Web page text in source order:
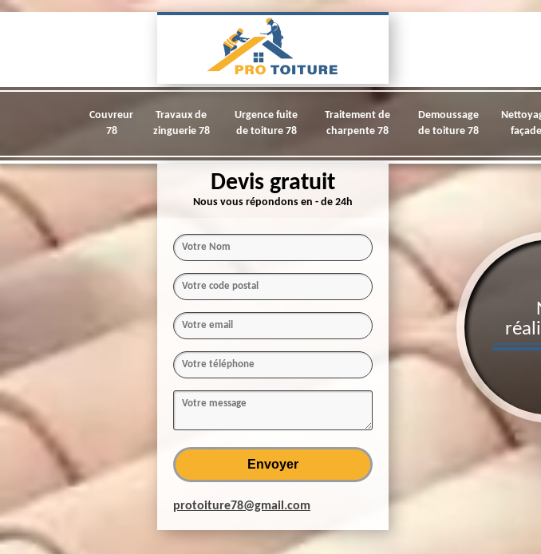
Couvreur
78
Travaux de
zinguerie 78
Urgence fuite
de toiture 78
Traitement de
charpente 78
Demoussage
de toiture 78
Devis gratuit
Nous vous répondons en - de 24h
protoiture78@gmail.com